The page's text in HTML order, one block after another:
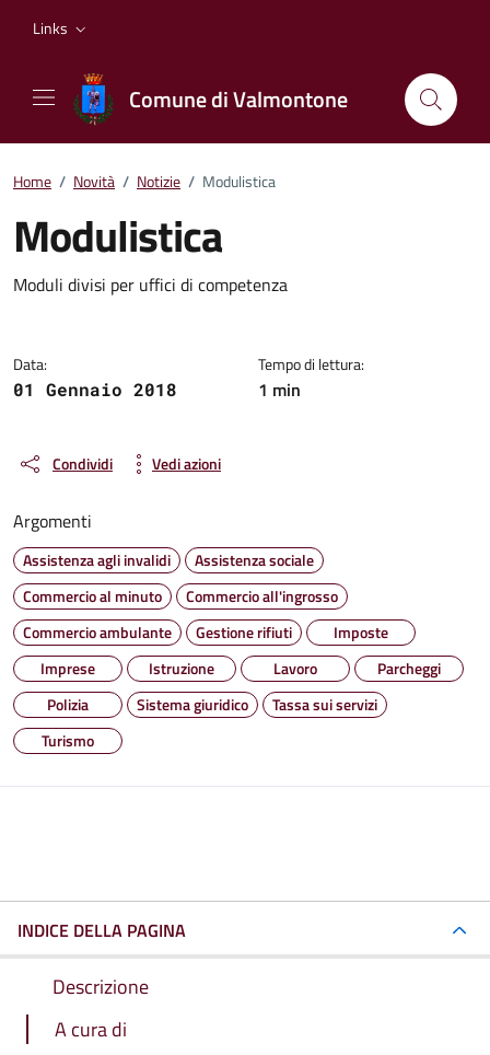
Links
Comune di Valmontone
Home / Novità / Notizie / Modulistica
Modulistica
Dettagli della notizia
Moduli divisi per uffici di competenza
Data:
01 Gennaio 2018
Tempo di lettura:
1 min
Condividi Vedi azioni
Argomenti
Assistenza agli invalidi
Assistenza sociale
Commercio al minuto
Commercio all'ingrosso
Commercio ambulante
Gestione rifiuti
Imposte
Imprese
Istruzione Lavoro
Parcheggi
Polizia
Sistema giuridico
Tassa sui servizi
Turismo
INDICE DELLA PAGINA
Descrizione
A cura di